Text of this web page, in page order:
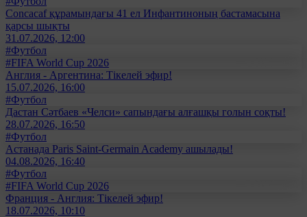
Concacaf құрамындағы 41 ел Инфантиноның бастамасына
қарсы шықты
31.07.2026, 12:00
#Футбол
#FIFA World Cup 2026
Англия - Аргентина: Тікелей эфир!
15.07.2026, 16:00
#Футбол
Дастан Сәтбаев «Челси» сапындағы алғашқы голын соқты!
28.07.2026, 16:50
#Футбол
Астанада Paris Saint-Germain Academy ашылады!
04.08.2026, 16:40
#Футбол
#FIFA World Cup 2026
Франция - Англия: Тікелей эфир!
18.07.2026, 10:10